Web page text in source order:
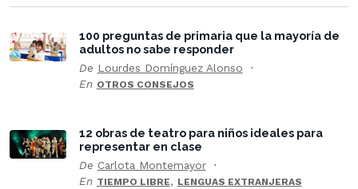
100 preguntas de primaria que la mayoría de
adultos no sabe responder
De Lourdes Domínguez Alonso
En OTROS CONSEJOS
12 obras de teatro para niños ideales para
representar en clase
De Carlota Montemayor
En TIEMPO LIBRE, LENGUAS EXTRANJERAS